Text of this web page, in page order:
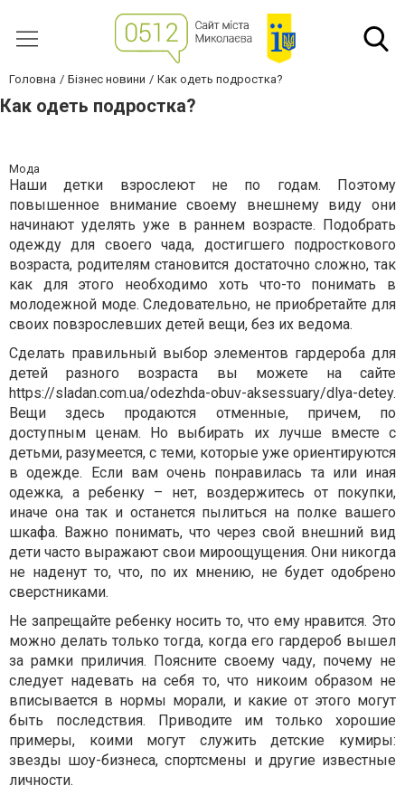
Головна Бізнес новини Как одеть подростка?
Как одеть подростка?
Мода
Наши детки взрослеют не по годам. Поэтому
повышенное внимание своему внешнему виду они
начинают уделять уже в раннем возрасте. Подобрать
одежду для своего чада, достигшего подросткового
возраста, родителям становится достаточно сложно, так
как для этого необходимо хоть что-то понимать в
молодежной моде. Следовательно, не приобретайте для
своих повзрослевших детей вещи, без их ведома.
Сделать правильный выбор элементов гардероба для
детей разного возраста вы можете на сайте
https://sladan.com.ua/odezhda-obuv-aksessuary/dlya-detey.
Вещи здесь продаются отменные, причем, по
доступным ценам. Но выбирать их лучше вместе с
детьми, разумеется, с теми, которые уже ориентируются
в одежде. Если вам очень понравилась та или иная
одежка, а ребенку – нет, воздержитесь от покупки,
иначе она так и останется пылиться на полке вашего
шкафа. Важно понимать, что через свой внешний вид
дети часто выражают свои мироощущения. Они никогда
не наденут то, что, по их мнению, не будет одобрено
сверстниками.
Не запрещайте ребенку носить то, что ему нравится. Это
можно делать только тогда, когда его гардероб вышел
за рамки приличия. Поясните своему чаду, почему не
следует надевать на себя то, что никоим образом не
вписывается в нормы морали, и какие от этого могут
быть последствия. Приводите им только хорошие
примеры, коими могут служить детские кумиры:
звезды шоу-бизнеса, спортсмены и другие известные
личности.